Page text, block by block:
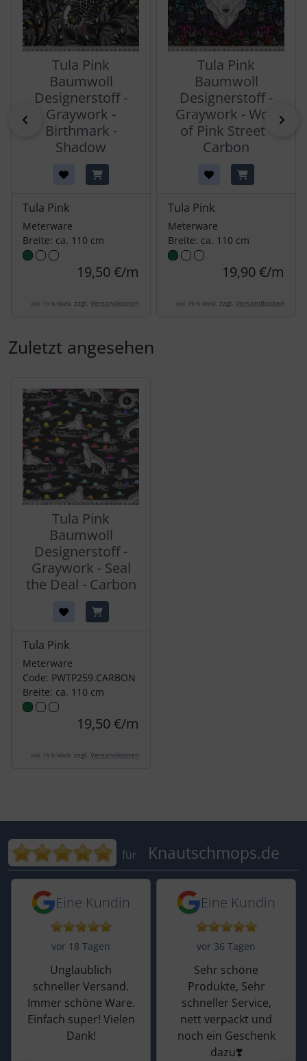
zurück
Tula Pink
Baumwoll
Designerstoff -
Graywork -
Birthmark -
Shadow
Tula Pink
Meterware
Breite: ca. 110 cm
19,50 €/m
inkl. 19 % MwSt. zzgl. Versandkosten
Tula Pink
Baumwoll
Designerstoff -
Graywork - Wolf
of Pink Street -
Carbon
Tula Pink
Meterware
Breite: ca. 110 cm
19,90 €/m
inkl. 19 % MwSt. zzgl. Versandkosten
Zuletzt angesehen
Tula Pink
Baumwoll
Designerstoff -
Graywork - Seal
the Deal - Carbon
Tula Pink
Meterware
Code: PWTP259.CARBON
Breite: ca. 110 cm
19,50 €/m
inkl. 19 % MwSt. zzgl. Versandkosten
Bewertungen für Knautschmops.de:
für Knautschmops.de
5 von 5 Sternen von einer Kundin vor
Eine Kundin
vor 18 Tagen
Unglaublich
schneller Versand.
Immer schöne Ware.
Einfach super! Vielen
Dank!
5 von 5 Sternen
Eine Kundin
vor 36 Tagen
Sehr schöne
Produkte, Sehr
schneller Service,
nett verpackt und
noch ein Geschenk
dazu❣️